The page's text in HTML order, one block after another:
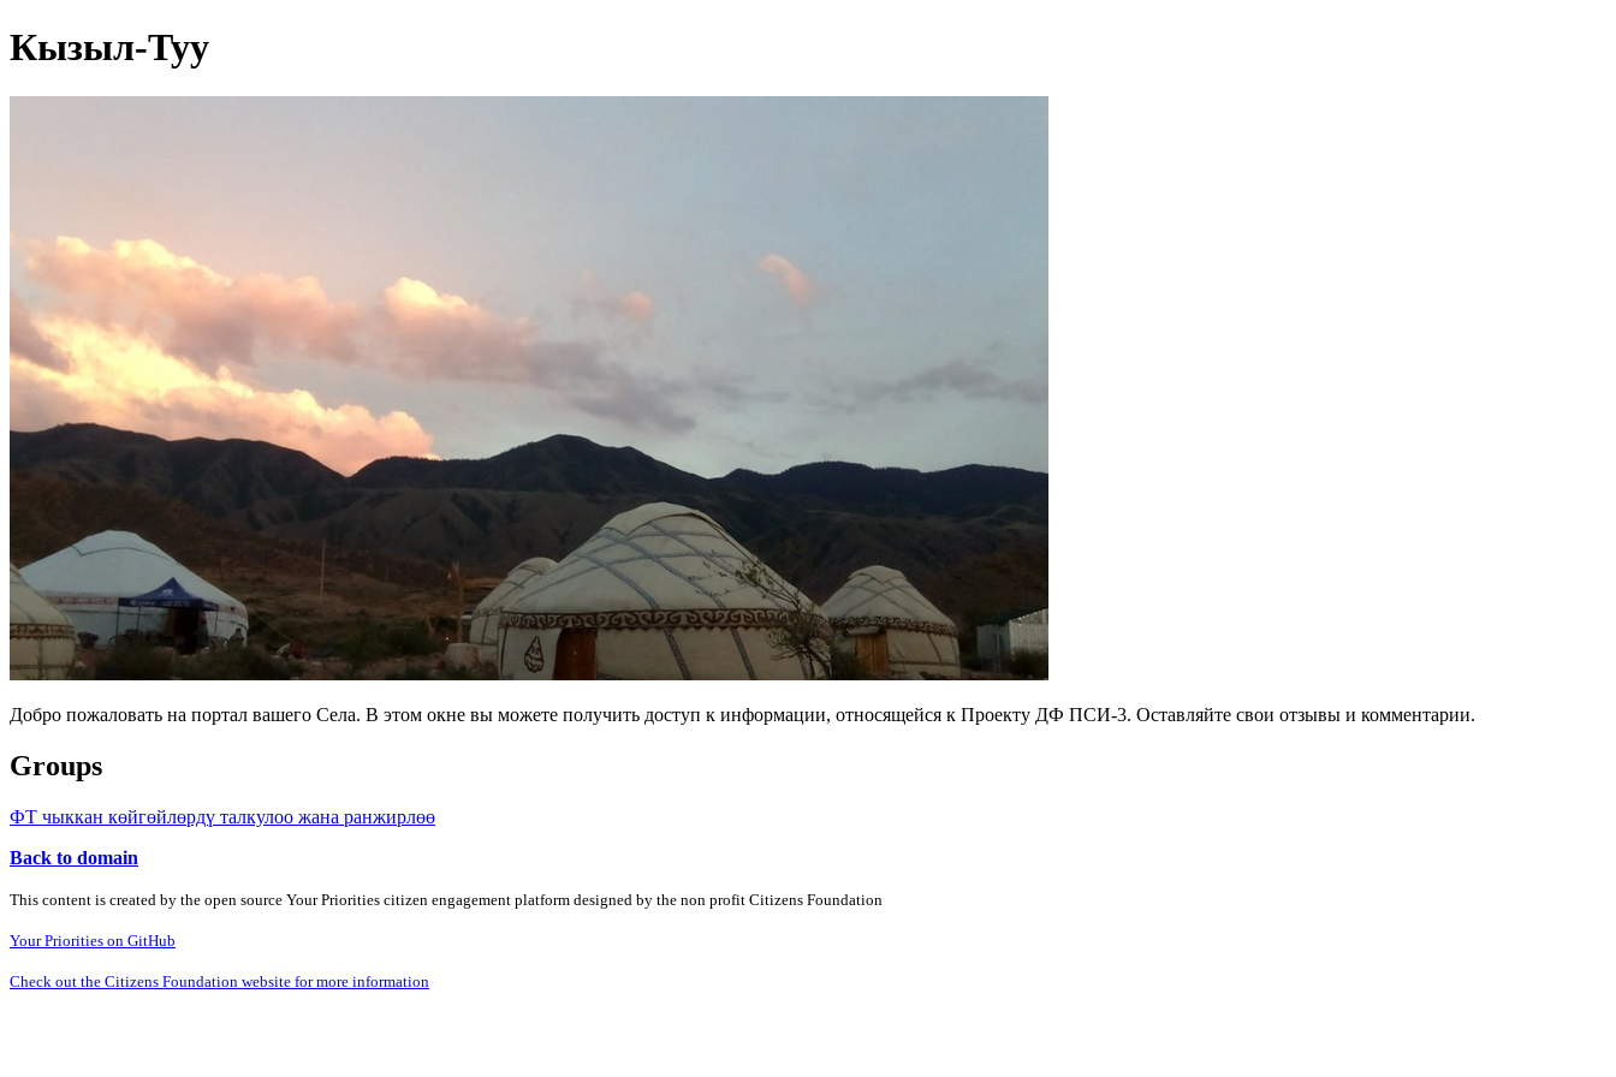
Кызыл-Туу
Добро пожаловать на портал вашего Села. В этом окне вы можете получить доступ к информации, относящейся к Проекту ДФ ПСИ-3. Оставляйте свои отзывы и комментарии.
Groups
ФТ чыккан көйгөйлөрдү талкулоо жана ранжирлөө
Back to domain
This content is created by the open source Your Priorities citizen engagement platform designed by the non profit Citizens Foundation
Your Priorities on GitHub
Check out the Citizens Foundation website for more information